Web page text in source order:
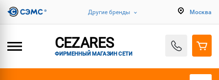
Другие бренды Москва
CEZARES
ФИРМЕННЫЙ МАГАЗИН СЕТИ